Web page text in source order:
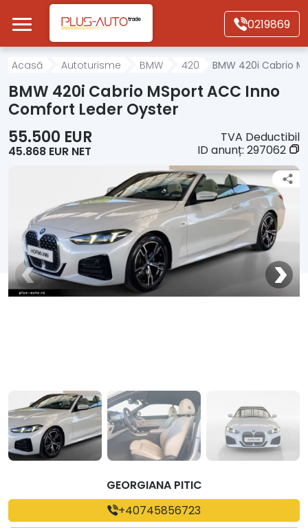
Mergi direct la conținutul principal
0219869
Acasă
Autoturisme
Motociclete
Alte tipuri vehicule
Despre Noi
Acasă Autoturisme BMW 420 BMW 420i Cabrio
BMW 420i Cabrio MSport ACC Inno
Comfort Leder Oyster
55.500 EUR
45.868 EUR NET
TVA Deductibil
ID anunț: 297062
GEORGIANA PITIC
+40745856723